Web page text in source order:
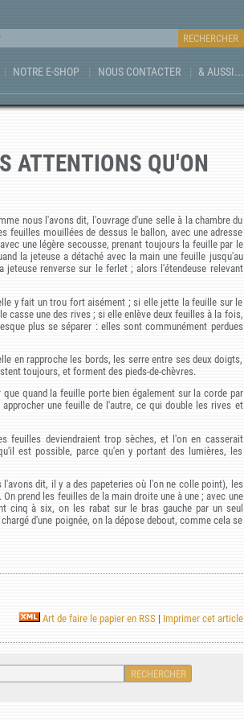
NOTRE E-SHOP NOUS CONTACTER & AUSSI...
ATTENTIONS QU'ON
nous l'avons dit, l'ouvrage d'une selle à la chambre du
feuilles mouillées de dessus le ballon, avec une adresse
une légère secousse, prenant toujours la feuille par le
la jeteuse a détaché avec la main une feuille jusqu'au
renverse sur le ferlet ; alors l'étendeuse relevant
y fait un trou fort aisément ; si elle jette la feuille sur le
casse une des rives ; si elle enlève deux feuilles à la fois,
plus se séparer : elles sont communément perdues
en rapproche les bords, les serre entre ses deux doigts,
toujours, et forment des pieds-de-chèvres.
quand la feuille porte bien également sur la corde par
une feuille de l'autre, ce qui double les rives et
feuilles deviendraient trop sèches, et l'on en casserait
est possible, parce qu'en y portant des lumières, les
dit, il y a des papeteries où l'on ne colle point), les
On prend les feuilles de la main droite une à une ; avec une
cinq à six, on les rabat sur le bras gauche par un seul
d'une poignée, on la dépose debout, comme cela se
Art de faire le papier en RSS| Imprimer cet article